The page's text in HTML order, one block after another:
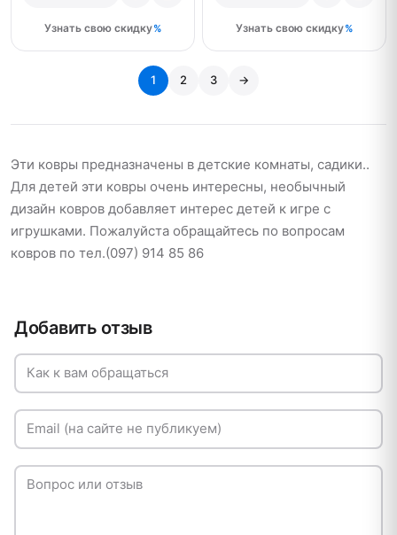
Узнать свою скидку Узнать свою скидку
1 2 3 →
Эти ковры предназначены в детские комнаты, садики..
Для детей эти ковры очень интересны, необычный
дизайн ковров добавляет интерес детей к игре с
игрушками. Пожалуйста обращайтесь по вопросам
ковров по тел.(097) 914 85 86
Добавить отзыв
Как к вам обращаться
Email (на сайте не публикуем)
Вопрос или отзыв